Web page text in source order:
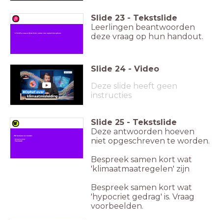
Slide 23 - Tekstslide
Leerlingen beantwoorden
deze vraag op hun handout.
Slide 24 - Video
Deze slide heeft geen
instructies
Slide 25 - Tekstslide
Deze antwoorden hoeven
niet opgeschreven te worden.
Bespreek samen kort wat
'klimaatmaatregelen' zijn
Bespreek samen kort wat
'hypocriet gedrag' is. Vraag
voorbeelden.